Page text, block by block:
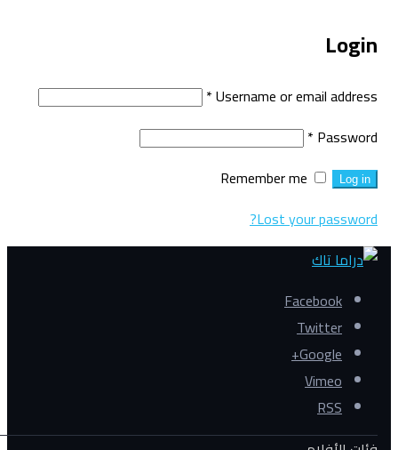
Login
Username or email address
*
Password
*
Log in
Remember me
Lost your password?
Facebook
Twitter
Google+
Vimeo
RSS